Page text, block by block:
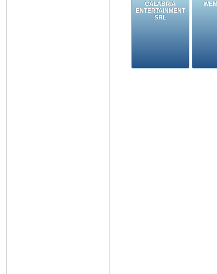
CALABRIA
ENTERTAINMENT
SRL